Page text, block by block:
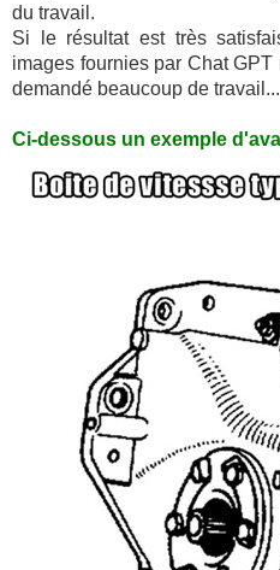
du travail.
Si le résultat est très
images fournies par Chat
demandé beaucoup de
Ci-dessous un exemple